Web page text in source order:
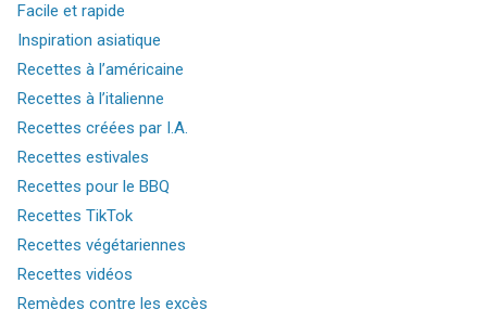
Facile et rapide
Inspiration asiatique
Recettes à l’américaine
Recettes à l’italienne
Recettes créées par I.A.
Recettes estivales
Recettes pour le BBQ
Recettes TikTok
Recettes végétariennes
Recettes vidéos
Remèdes contre les excès